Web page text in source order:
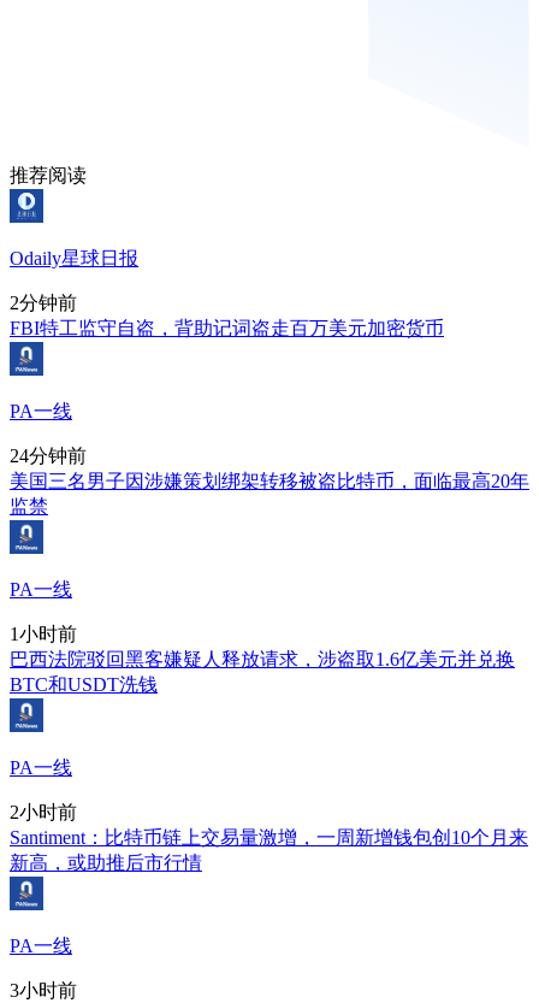
推荐阅读
Odaily星球日报
2分钟前
FBI特工监守自盗，背助记词盗走百万美元加密货币
PA一线
24分钟前
美国三名男子因涉嫌策划绑架转移被盗比特币，面临最高20年
监禁
PA一线
1小时前
巴西法院驳回黑客嫌疑人释放请求，涉盗取1.6亿美元并兑换
BTC和USDT洗钱
PA一线
2小时前
Santiment：比特币链上交易量激增，一周新增钱包创10个月来
新高，或助推后市行情
PA一线
3小时前